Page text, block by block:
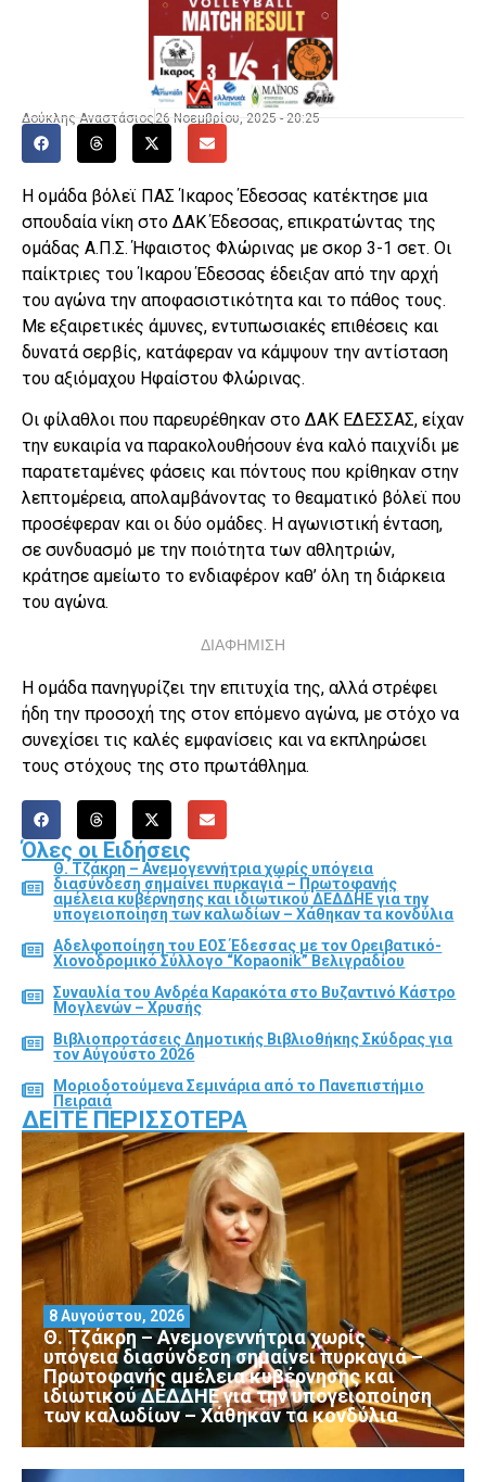
Δούκλης Αναστάσιος 26 Νοεμβρίου, 2025 - 20:25
Η ομάδα βόλεϊ ΠΑΣ Ίκαρος Έδεσσας κατέκτησε μια
σπουδαία νίκη στο ΔΑΚ Έδεσσας, επικρατώντας της
ομάδας Α.Π.Σ. Ήφαιστος Φλώρινας με σκορ 3-1 σετ. Οι
παίκτριες του Ίκαρου Έδεσσας έδειξαν από την αρχή
του αγώνα την αποφασιστικότητα και το πάθος τους.
Με εξαιρετικές άμυνες, εντυπωσιακές επιθέσεις και
δυνατά σερβίς, κατάφεραν να κάμψουν την αντίσταση
του αξιόμαχου Ηφαίστου Φλώρινας.
Οι φίλαθλοι που παρευρέθηκαν στο ΔΑΚ ΕΔΕΣΣΑΣ, είχαν
την ευκαιρία να παρακολουθήσουν ένα καλό παιχνίδι με
παρατεταμένες φάσεις και πόντους που κρίθηκαν στην
λεπτομέρεια, απολαμβάνοντας το θεαματικό βόλεϊ που
προσέφεραν και οι δύο ομάδες. Η αγωνιστική ένταση,
σε συνδυασμό με την ποιότητα των αθλητριών,
κράτησε αμείωτο το ενδιαφέρον καθ’ όλη τη διάρκεια
του αγώνα.
ΔΙΑΦΗΜΙΣΗ
Η ομάδα πανηγυρίζει την επιτυχία της, αλλά στρέφει
ήδη την προσοχή της στον επόμενο αγώνα, με στόχο να
συνεχίσει τις καλές εμφανίσεις και να εκπληρώσει
τους στόχους της στο πρωτάθλημα.
Όλες οι Ειδήσεις
Θ. Τζάκρη – Ανεμογεννήτρια χωρίς υπόγεια
διασύνδεση σημαίνει πυρκαγιά – Πρωτοφανής
αμέλεια κυβέρνησης και ιδιωτικού ΔΕΔΔΗΕ για την
υπογειοποίηση των καλωδίων – Χάθηκαν τα κονδύλια
Αδελφοποίηση του ΕΟΣ Έδεσσας με τον Ορειβατικό-
Χιονοδρομικό Σύλλογο “Kopaonik” Βελιγραδίου
Συναυλία του Ανδρέα Καρακότα στο Βυζαντινό Κάστρο
Μογλενών – Χρυσής
Βιβλιοπροτάσεις Δημοτικής Βιβλιοθήκης Σκύδρας για
τον Αύγούστο 2026
Μοριοδοτούμενα Σεμινάρια από το Πανεπιστήμιο
Πειραιά
ΔΕΊΤΕ ΠΕΡΙΣΣΌΤΕΡΑ
Θ. Τζάκρη – Ανεμογεννήτρια χωρίς
υπόγεια διασύνδεση σημαίνει πυρκαγιά –
Πρωτοφανής αμέλεια κυβέρνησης και
ιδιωτικού ΔΕΔΔΗΕ για την υπογειοποίηση
των καλωδίων – Χάθηκαν τα κονδύλια
8 Αυγούστου, 2026